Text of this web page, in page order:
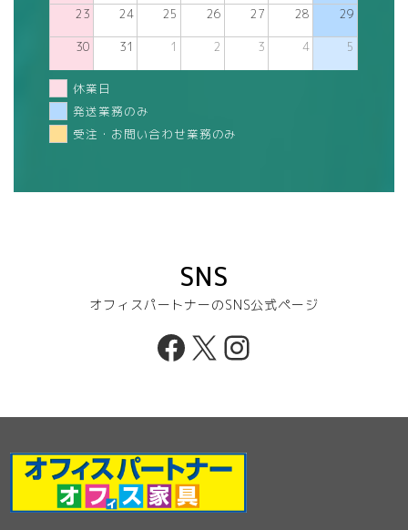
23 24 25 26 27 28 29
30 31 1 2 3 4 5
休業日
発送業務のみ
受注・お問い合わせ業務のみ
SNS
オフィスパートナーのSNS公式ページ
Facebook
X Instagram